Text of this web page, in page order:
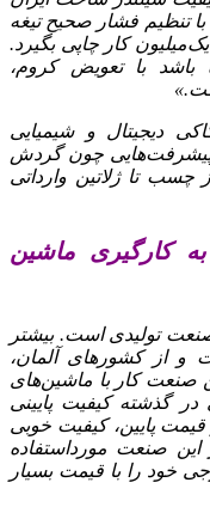
تنظیم فشار صحیح تیغه
کار چاپی بگیرد.
باشد با تعویض کروم،
دیجیتال و شیمیایی
پیشرفت‌هایی چون گردش
چسب تا ژلاتین وارداتی
کارگیری ماشین‌
تولیدی است. بیشتر
و از کشورهای آلمان،
صنعت کار با ماشین‌های
گذشته کیفیت پایینی
پایین، کیفیت خوبی
صنعت مورداستفاده
خود را با قیمت بسیار